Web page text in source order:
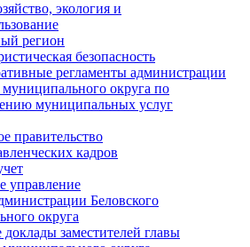
экология и
регион
безопасность
регламенты администрации
муниципального округа по
муниципальных услуг
правительство
кадров
управление
Беловского
округа
заместителей главы